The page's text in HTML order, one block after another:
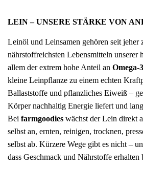
LEIN – UNSERE STÄRKE VON
Leinöl und Leinsamen gehören seit jeher
nährstoffreichsten Lebensmitteln unserer
allem der extrem hohe Anteil an Omega-
kleine Leinpflanze zu einem echten
Ballaststoffe und pflanzliches Eiweiß –
Körper nachhaltig Energie liefert und
Bei farmgoodies wächst der Lein direkt
selbst an, ernten, reinigen, trocknen,
selbst ab. Kürzere Wege gibt es nicht –
dass Geschmack und Nährstoffe erhalten